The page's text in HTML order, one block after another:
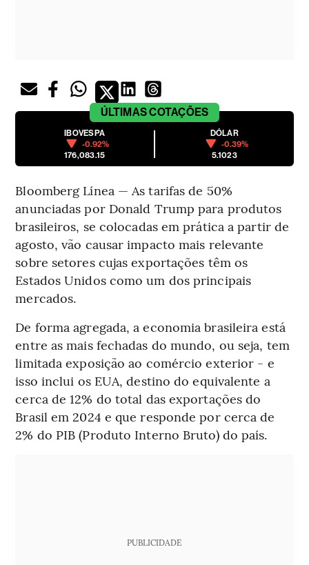
ÚLTIMASCOTAÇÕES
IBOVESPA
-0.92%
176,083.15
DÓLAR
-0.39%
5.1023
Bloomberg Línea — As tarifas de 50%
anunciadas por Donald Trump para produtos
brasileiros, se colocadas em prática a partir de
agosto, vão causar impacto mais relevante
sobre setores cujas exportações têm os
Estados Unidos como um dos principais
mercados.
De forma agregada, a economia brasileira está
entre as mais fechadas do mundo, ou seja, tem
limitada exposição ao comércio exterior - e
isso inclui os EUA, destino do equivalente a
cerca de 12% do total das exportações do
Brasil em 2024 e que responde por cerca de
2% do PIB (Produto Interno Bruto) do país.
PUBLICIDADE